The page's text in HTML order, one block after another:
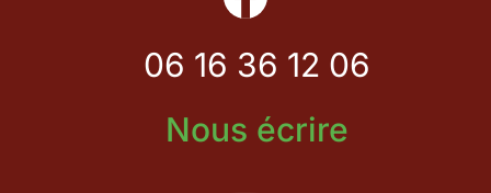
06 16 36 12 06
Nous écrire